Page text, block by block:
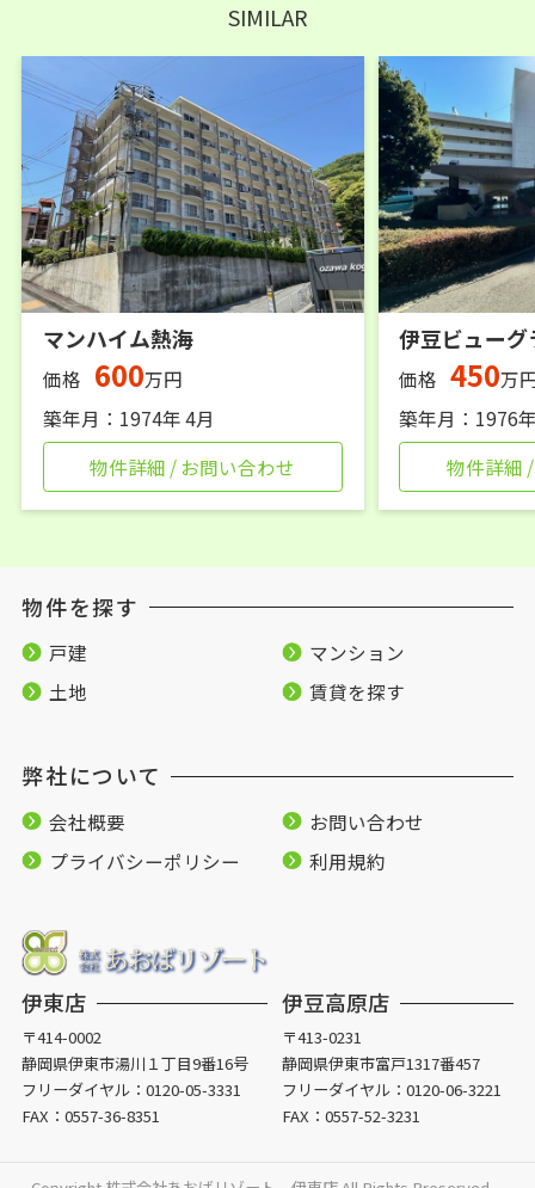
SIMILAR
マンハイム熱海
価格 600万円
築年月：1974年 4月
物件詳細 / お問い合わせ
価格 450万
築年月：1976
物件詳細
物件を探す
戸建
マンション
土地
賃貸を探す
弊社について
会社概要
お問い合わせ
プライバシーポリシー
利用規約
伊東店
〒414-0002
静岡県伊東市湯川１丁目9番16号
フリーダイヤル： 0120-05-3331
FAX：0557-36-8351
伊豆高原店
〒413-0231
静岡県伊東市富戸1317番457
フリーダイヤル：0120-06-3221
FAX：0557-52-3231